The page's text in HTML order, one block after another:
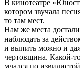
В кинотеатре
котором звучала
то там мест.
Нам же места
наблюдать за
и выпить можно и
чертовщина. Какой-
мчался по